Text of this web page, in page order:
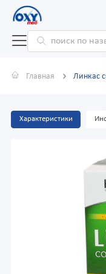
Главная Линкас
Характеристики